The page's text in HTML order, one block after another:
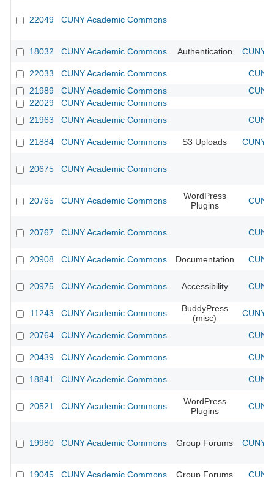
22049 CUNY Academic Commons
18032 CUNY Academic Commons Authentication CUNY
22033 CUNY Academic Commons
21989
CUNY Academic Commons
22029
CUNY Academic Commons
21963
CUNY Academic Commons
21884 CUNY Academic Commons S3 Uploads CUNY
20675 CUNY Academic Commons
20765 CUNY Academic Commons
WordPress
Plugins
20767 CUNY Academic Commons
20908 CUNY Academic Commons Documentation
20975 CUNY Academic Commons Accessibility
11243 CUNY Academic Commons
BuddyPress
(misc)
CUNY
20764 CUNY Academic Commons
20439 CUNY Academic Commons
18841 CUNY Academic Commons
20521 CUNY Academic Commons
WordPress
Plugins
19980 CUNY Academic Commons Group Forums CUNY
19045 CUNY Academic Commons Group Forums